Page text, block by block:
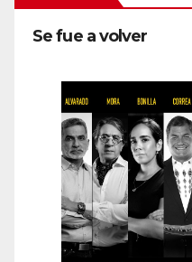
Se fue a volver